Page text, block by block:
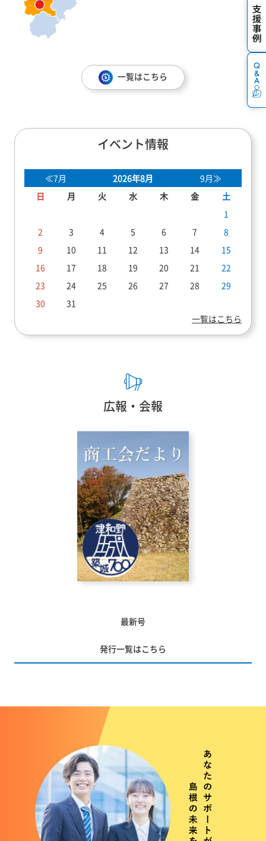
一覧はこちら
イベント情報
≪7月 2026年8月
9月≫
日
月 火 水 木 金
土
1
2
3 4 5 6 7
8
9
10 11 12 13 14
15
16
17 18 19 20 21
22
23
24 25 26 27 28
29
30
31
一覧はこちら
広報・会報
最新号
発行一覧はこちら